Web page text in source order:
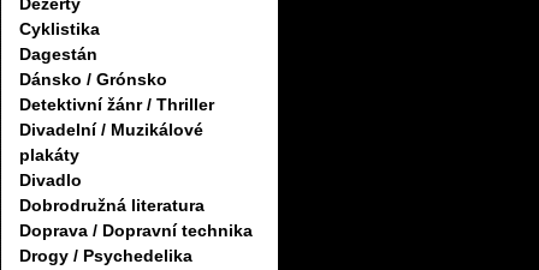
Cyklistika
Dagestán
Dánsko / Grónsko
Detektivní žánr / Thriller
Divadelní / Muzikálové
plakáty
Divadlo
Dobrodružná literatura
Doprava / Dopravní technika
Drogy / Psychedelika